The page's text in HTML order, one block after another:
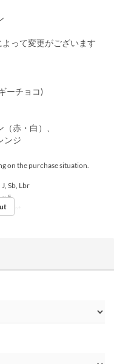
って変更がございます
ーチョコ)
赤・白）、
ンジ
on the purchase situation.
J, Sb, Lbr
5
seat